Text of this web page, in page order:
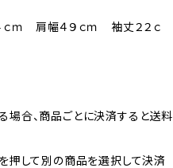
ｍ 肩幅４９ｃｍ 袖丈２２ｃ
合、商品ごとに決済すると送料
押して別の商品を選択して決済